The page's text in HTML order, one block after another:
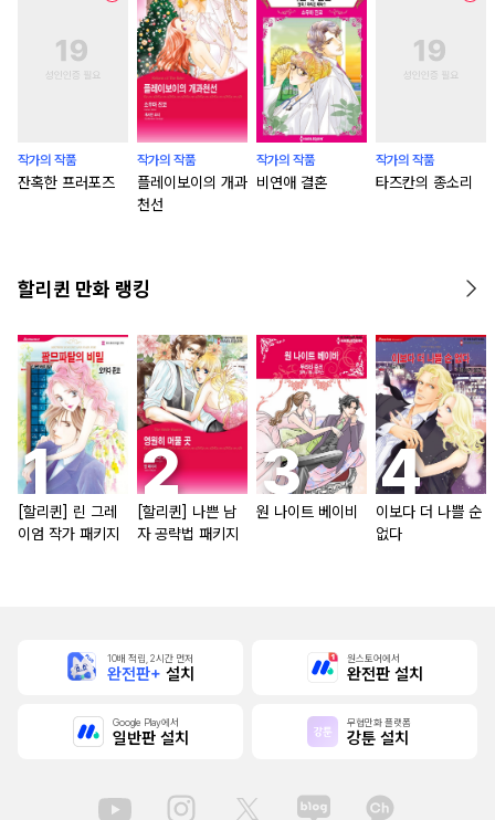
작가의 작품
잔혹한 프러포즈
작가의 작품
플레이보이의 개과
천선
작가의 작품
비연애 결혼
작가의 작품
타즈칸의 종소리
할리퀸 만화 랭킹
[할리퀸] 린 그레
이엄 작가 패키지
[할리퀸] 나쁜 남
자 공략법 패키지
원 나이트 베이비
이보다 더 나쁠 순
없다
10배 적립, 2시간 먼저
완전판+ 설치
원스토어에서
완전판 설치
Google Play에서
일반판 설치
무협만화 플랫폼
강툰 설치